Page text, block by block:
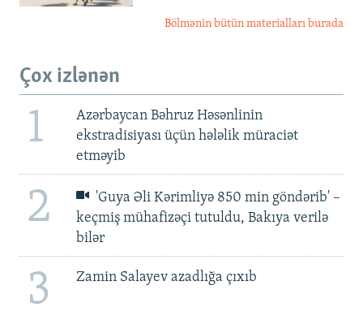
Bölmənin bütün materialları burada
Çox izlənən
1
Azərbaycan Bəhruz Həsənlinin
ekstradisiyası üçün hələlik müraciət
etməyib
2
'Guya Əli Kərimliyə 850 min göndərib' –
keçmiş mühafizəçi tutuldu, Bakıya verilə
bilər
3 Zamin Salayev azadlığa çıxıb